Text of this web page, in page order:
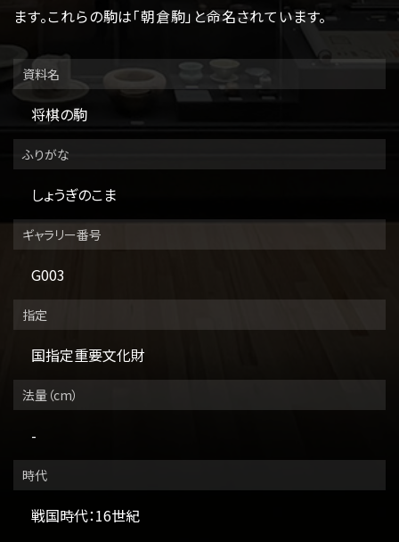
ます。これらの駒は「朝倉駒」と命名されています。
資料名
将棋の駒
ふりがな
しょうぎのこま
ギャラリー番号
G003
指定
国指定重要文化財
法量（cm）
-
時代
戦国時代：16世紀